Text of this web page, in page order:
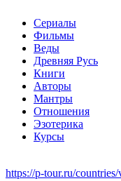
Сериалы
Фильмы
Веды
Древняя Русь
Книги
Авторы
Мантры
Отношения
Эзотерика
Курсы
https://p-tour.ru/countries/